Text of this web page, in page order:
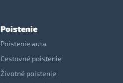
Poistenie
Poistenie auta
Cestovné poistenie
Životné poistenie